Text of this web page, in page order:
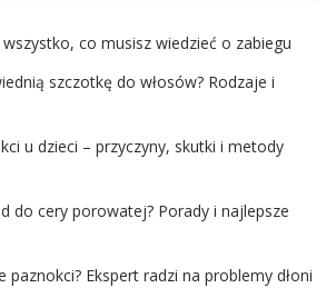
wszystko, co musisz wiedzieć o zabiegu
szczotkę do włosów? Rodzaje i
u dzieci – przyczyny, skutki i metody
do cery porowatej? Porady i najlepsze
paznokci? Ekspert radzi na problemy dłoni